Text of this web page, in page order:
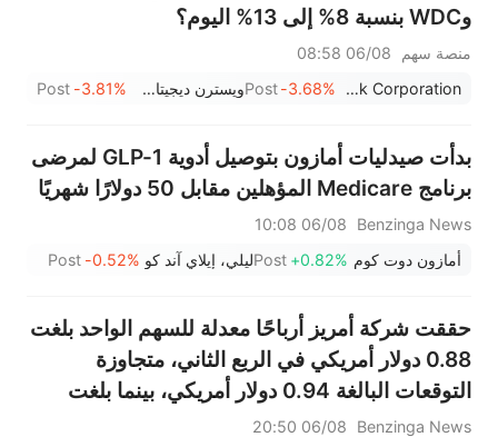
وWDC بنسبة 8% إلى 13% اليوم؟
منصة سهم
06/08 08:58
Sandisk Corporation
-3.68%
Post ويسترن ديجيتال كورب -3.81%
Post
بدأت صيدليات أمازون بتوصيل أدوية GLP-1 لمرضى
برنامج Medicare المؤهلين مقابل 50 دولارًا شهريًا
Benzinga News
06/08 10:08
أمازون دوت كوم +0.82%
Postليلي، إيلاي آند كو -0.52%
Post
حققت شركة أمريز أرباحًا معدلة للسهم الواحد بلغت
0.88 دولار أمريكي في الربع الثاني، متجاوزة
التوقعات البالغة 0.94 دولار أمريكي، بينما بلغت
مبيعاتها 3.494 مليار دولار أمريكي، متجاوزة
Benzinga News
06/08 20:50